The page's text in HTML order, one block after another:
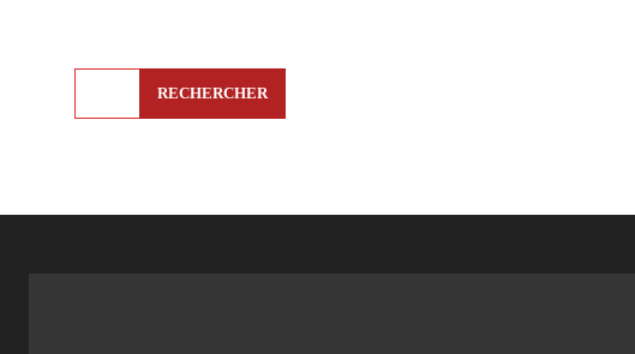
RECHERCHER